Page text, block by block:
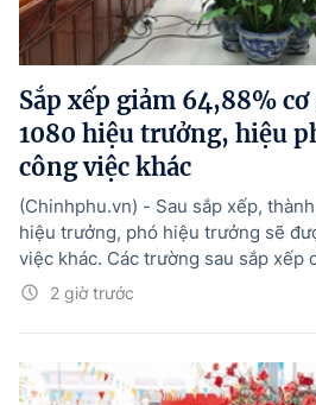
Sắp xếp giảm 64,88% cơ
1080 hiệu trưởng, hiệu
công việc khác
2 giờ trước
(Chinhphu.vn) - Sau sắp xếp,
hiệu trưởng, phó hiệu trưởng sẽ
việc khác. Các trường sau sắp xếp